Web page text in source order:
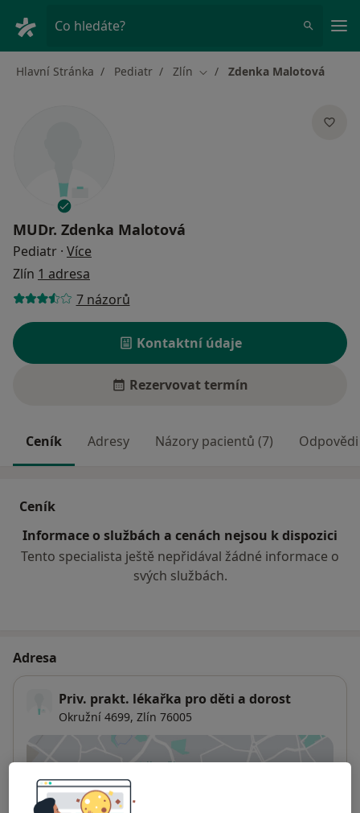
Co hledáte?
Hlavní Stránka Pediatr Zlín Změna města
Zdenka Malotová
MUDr. Zdenka Malotová
Pediatr · Více
Zlín 1 adresa
7 názorů
Kontaktní údaje
Rezervovat termín
Ceník Adresy Názory pacientů (7)
Ceník
Informace o službách a cenách nejsou k dispozici
Tento specialista ještě nepřidával žádné informace o
svých službách.
Adresa
Priv. prakt. lékařka pro děti a dorost
Okružní 4699, Zlín 76005
Přiblížit mapu